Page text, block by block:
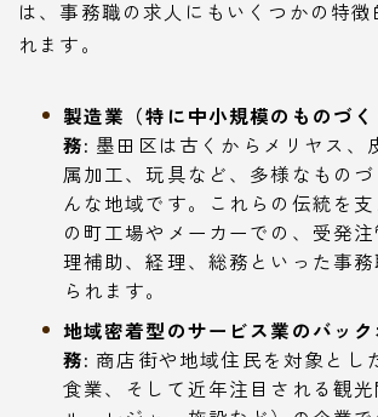
は、事務職の求人にもいくつかの特徴
れます。
製造業（特に中小規模のものづ
務: 墨田区は古くからメリヤス、
属加工、玩具など、多様なもの
んな地域です。これらの伝統を
の町工場やメーカーでの、受発
理補助、経理、総務といった事
られます。
地域密着型のサービス業のバッ
務: 商店街や地域住民を対象とし
食業、そして近年注目される観